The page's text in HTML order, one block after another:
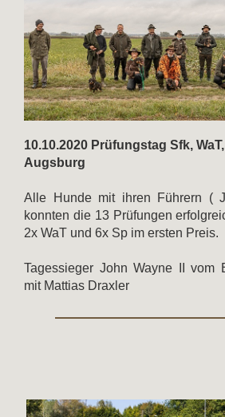
10.10.2020 Prüfungstag Sfk,
Augsburg
Alle Hunde mit ihren Führern (
konnten die 13 Prüfungen
2x WaT und 6x Sp im ersten Preis.
Tagessieger John Wayne II vom
mit Mattias Draxler